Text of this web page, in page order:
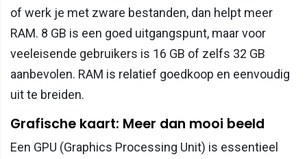
of werk je met zware bestanden, dan helpt meer
RAM. 8 GB is een goed uitgangspunt, maar voor
veeleisende gebruikers is 16 GB of zelfs 32 GB
aanbevolen. RAM is relatief goedkoop en eenvoudig
uit te breiden.
Grafische kaart: Meer dan mooi beeld
Een GPU (Graphics Processing Unit) is essentieel